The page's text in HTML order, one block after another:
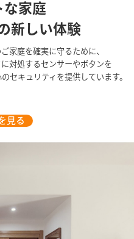
な家庭
新しい体験
家庭を確実に守るために、
対処するセンサーやボタンを
セキュリティを提供しています。
見る